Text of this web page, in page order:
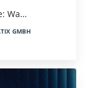
Wa…
GMBH